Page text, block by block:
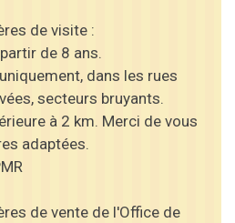
de visite :
de 8 ans.
dans les rues
secteurs bruyants.
à 2 km. Merci de vous
adaptées.
de vente de l'Office de